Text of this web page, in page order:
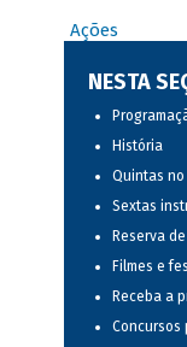
Ações
NESTA
História
Quintas no
Sextas
Reserva
Filmes e
Receba a
Concursos